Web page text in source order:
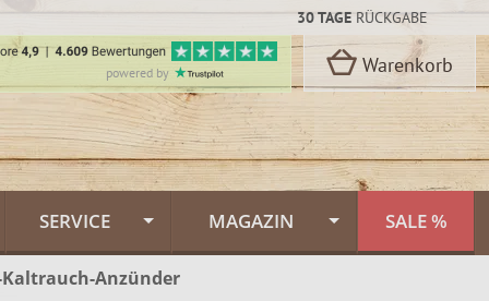
30 TAGERÜCKGABE
powered by Warenkorb
Stahl
SERVICE
Kontakt
MAGAZIN SALE %
Kaltrauch-Anzünder